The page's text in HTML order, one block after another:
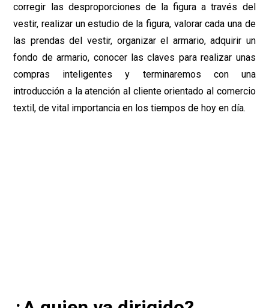
corregir las desproporciones de la figura a través del
vestir, realizar un estudio de la figura, valorar cada una de
las prendas del vestir, organizar el armario, adquirir un
fondo de armario, conocer las claves para realizar unas
compras inteligentes y terminaremos con una
introducción a la atención al cliente orientado al comercio
textil, de vital importancia en los tiempos de hoy en día.